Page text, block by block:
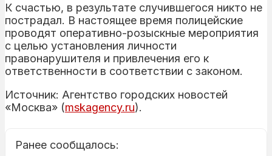
К счастью, в результате случившегося никто не
пострадал. В настоящее время полицейские
проводят оперативно-розыскные мероприятия
с целью установления личности
правонарушителя и привлечения его к
ответственности в соответствии с законом.
Источник: Агентство городских новостей
«Москва» (mskagency.ru).
Ранее сообщалось: